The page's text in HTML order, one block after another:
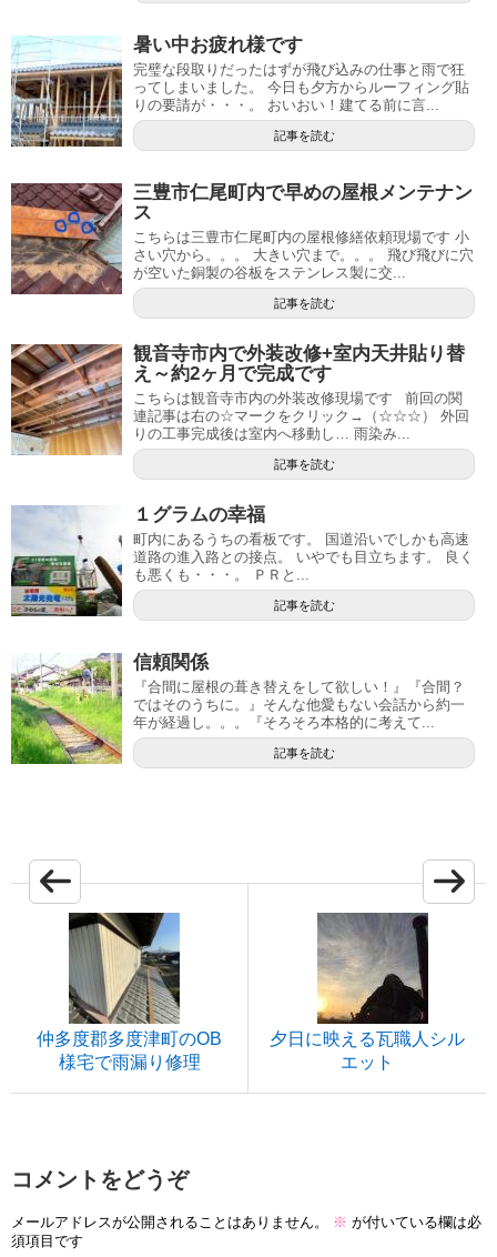
暑い中お疲れ様です
完璧な段取りだったはずが飛び込みの仕事と雨で狂
ってしまいました。 今日も夕方からルーフィング貼
りの要請が・・・。 おいおい！建てる前に言...
記事を読む
三豊市仁尾町内で早めの屋根メンテナン
ス
こちらは三豊市仁尾町内の屋根修繕依頼現場です 小
さい穴から。。。 大きい穴まで。。。 飛び飛びに穴
が空いた銅製の谷板をステンレス製に交...
記事を読む
観音寺市内で外装改修+室内天井貼り替
え～約2ヶ月で完成です
こちらは観音寺市内の外装改修現場です 前回の関
連記事は右の☆マークをクリック→（☆☆☆） 外回
りの工事完成後は室内へ移動し… 雨染み...
記事を読む
１グラムの幸福
町内にあるうちの看板です。 国道沿いでしかも高速
道路の進入路との接点。 いやでも目立ちます。 良く
も悪くも・・・。 ＰＲと...
記事を読む
信頼関係
『合間に屋根の葺き替えをして欲しい！』『合間？
ではそのうちに。』そんな他愛もない会話から約一
年が経過し。。。『そろそろ本格的に考えて...
記事を読む
仲多度郡多度津町のOB
様宅で雨漏り修理
夕日に映える瓦職人シル
エット
コメントをどうぞ
メールアドレスが公開されることはありません。 ※ が付いている欄は必
須項目です